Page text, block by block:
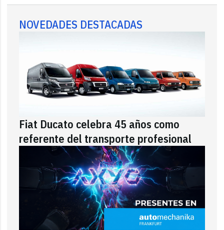
NOVEDADES DESTACADAS
Fiat Ducato celebra 45 años como
referente del transporte profesional